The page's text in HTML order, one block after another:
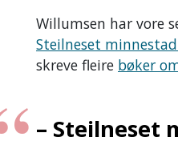
Willumsen har vore
Steilneset
skreve fleire bøker
– Steilneset